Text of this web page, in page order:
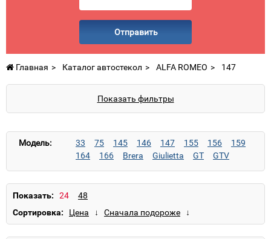
Отправить
Главная Каталог автостекол ALFA ROMEO 147
Показать фильтры
Модель: 33 75 145 146 147 155 156
159
164
166 Brera Giulietta GT
GTV
Показать:
Сортировка: